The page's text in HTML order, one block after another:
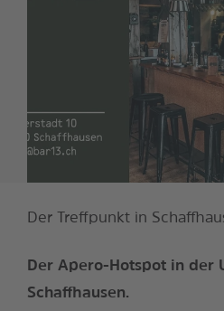
Der Treffpunkt in
Der Apero-Hotspot in der
Schaffhausen.